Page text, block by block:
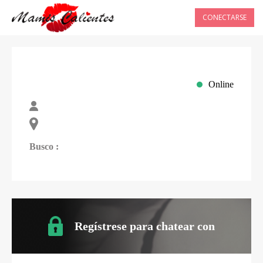
CONECTARSE
Online
Busco :
Regístrese para chatear con